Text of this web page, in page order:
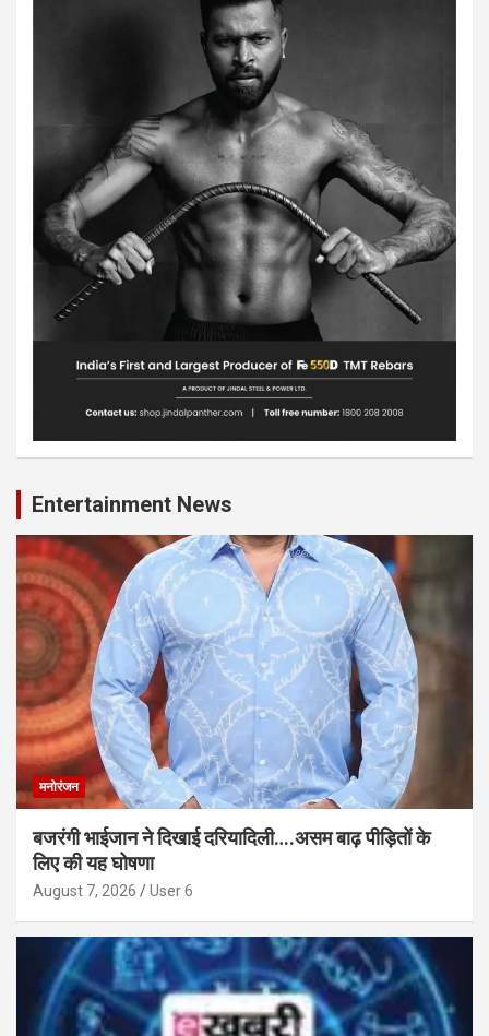
Entertainment News
मनोरंजन
बजरंगी भाईजान ने दिखाई दरियादिली….असम बाढ़ पीड़ितों के
लिए की यह घोषणा
August 7, 2026 User 6